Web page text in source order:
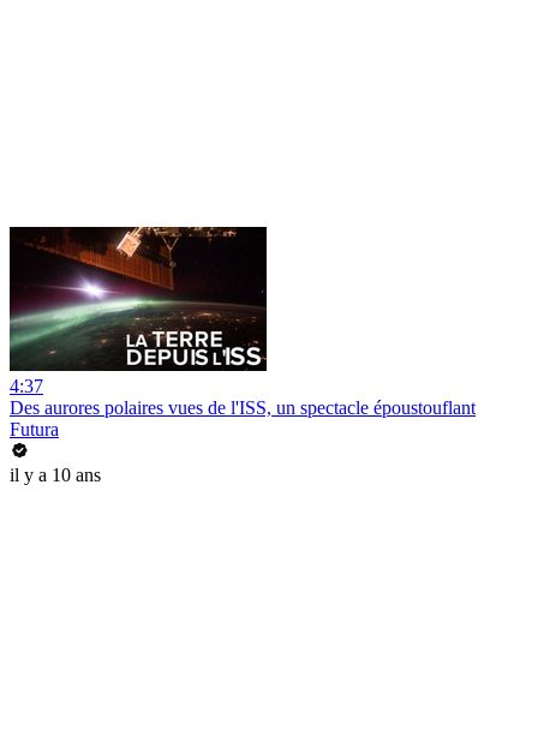
4:37
Des aurores polaires vues de l'ISS, un spectacle époustouflant
Futura
il y a 10 ans